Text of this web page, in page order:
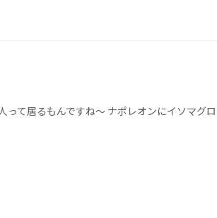
って居るもんですね～ ナポレオンにイソマグ